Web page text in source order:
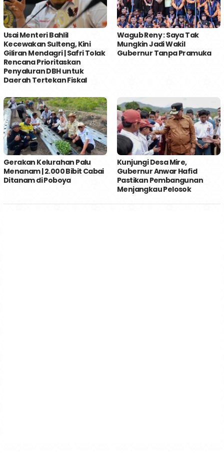
Usai Menteri Bahlil
Kecewakan Sulteng, Kini
Giliran Mendagri | Safri Tolak
Rencana Prioritaskan
Penyaluran DBH untuk
Daerah Tertekan Fiskal
Wagub Reny : Saya Tak
Mungkin Jadi Wakil
Gubernur Tanpa Pramuka
Gerakan Kelurahan Palu
Menanam | 2.000 Bibit Cabai
Ditanam di Poboya
Kunjungi Desa Mire,
Gubernur Anwar Hafid
Pastikan Pembangunan
Menjangkau Pelosok